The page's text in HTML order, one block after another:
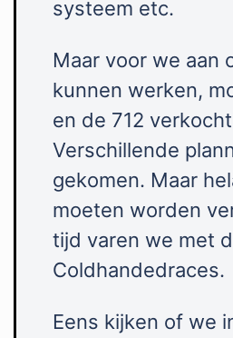
systeem etc.
Maar voor we aan
kunnen werken,
en de 712
Verschillende
gekomen. Maar
moeten worden
tijd varen we met
Coldhandedraces.
Eens kijken of we